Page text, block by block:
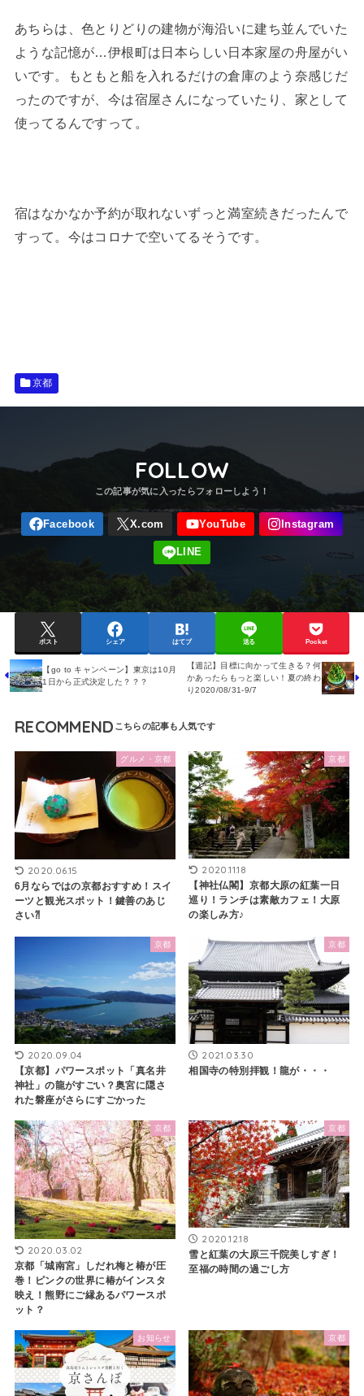
あちらは、色とりどりの建物が海沿いに建ち並んでいた
ような記憶が…伊根町は日本らしい日本家屋の舟屋がい
いです。もともと船を入れるだけの倉庫のよう奈感じだ
ったのですが、今は宿屋さんになっていたり、家として
使ってるんですって。
宿はなかなか予約が取れないずっと満室続きだったんで
すって。今はコロナで空いてるそうです。
京都
FOLLOW
ポスト シェア はてブ 送る Pocket
【go to キャンペーン】東京は10月
1日から正式決定した？？？
【週記】目標に向かって生きる？何
かあったらもっと楽しい！夏の終わ
り2020/08/31-9/7
RECOMMEND
グルメ・京都
2020.06.15
6月ならではの京都おすすめ！スイ
ーツと観光スポット！鍵善のあじ
さい⁈
京都
2020.11.18
【神社仏閣】京都大原の紅葉一日
巡り！ランチは素敵カフェ！大原
の楽しみ方♪
京都
2020.09.04
【京都】パワースポット「真名井
神社」の龍がすごい？奥宮に隠さ
れた磐座がさらにすごかった
京都
2021.03.30
相国寺の特別拝観！龍が・・・
京都
2020.03.02
京都「城南宮」しだれ梅と椿が圧
巻！ピンクの世界に椿がインスタ
映え！熊野にご縁あるパワースポ
ット？
京都
2020.12.18
雪と紅葉の大原三千院美しすぎ！
至福の時間の過ごし方
お知らせ 京都